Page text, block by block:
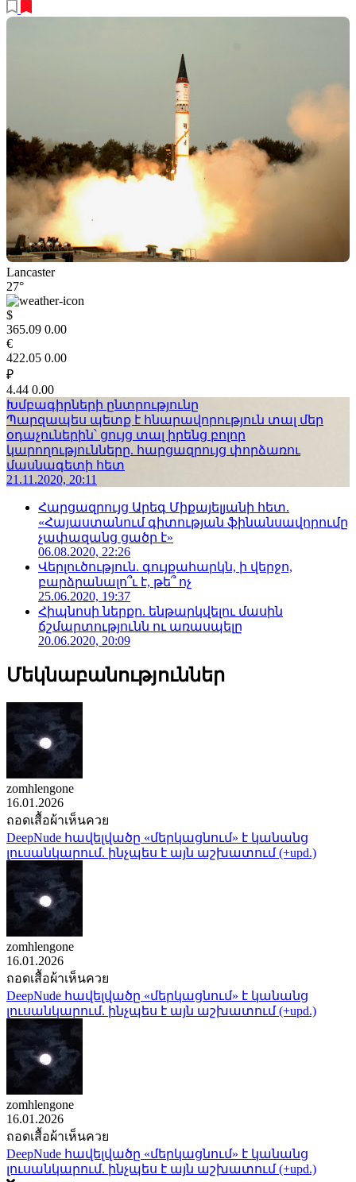
Lancaster
27°
$
365.09 0.00
€
422.05 0.00
₽
4.44 0.00
Խմբագիրների ընտրությունը
Պարզապես պետք է հնարավորություն տալ մեր
օդաչուներին՝ ցույց տալ իրենց բոլոր
կարողությունները. հարցազրույց փորձառու
մասնագետի հետ
21.11.2020, 20:11
Հարցազրույց Արեգ Միքայելյանի հետ.
«Հայաստանում գիտության ֆինանսավորումը
չափազանց ցածր է»
06.08.2020, 22:26
Վերլուծություն. գույքահարկն, ի վերջո,
բարձրանալո՞ւ է, թե՞ ոչ
25.06.2020, 19:37
Հիպնոսի ներքո. ենթարկվելու մասին
ճշմարտությունն ու առասպելը
20.06.2020, 20:09
Մեկնաբանություններ
zomhlengone
16.01.2026
ถอดเสื้อผ้าเห็นควย
DeepNude հավելվածը «մերկացնում» է կանանց
լուսանկարում. ինչպես է այն աշխատում (+upd.)
zomhlengone
16.01.2026
ถอดเสื้อผ้าเห็นควย
DeepNude հավելվածը «մերկացնում» է կանանց
լուսանկարում. ինչպես է այն աշխատում (+upd.)
zomhlengone
16.01.2026
ถอดเสื้อผ้าเห็นควย
DeepNude հավելվածը «մերկացնում» է կանանց
լուսանկարում. ինչպես է այն աշխատում (+upd.)